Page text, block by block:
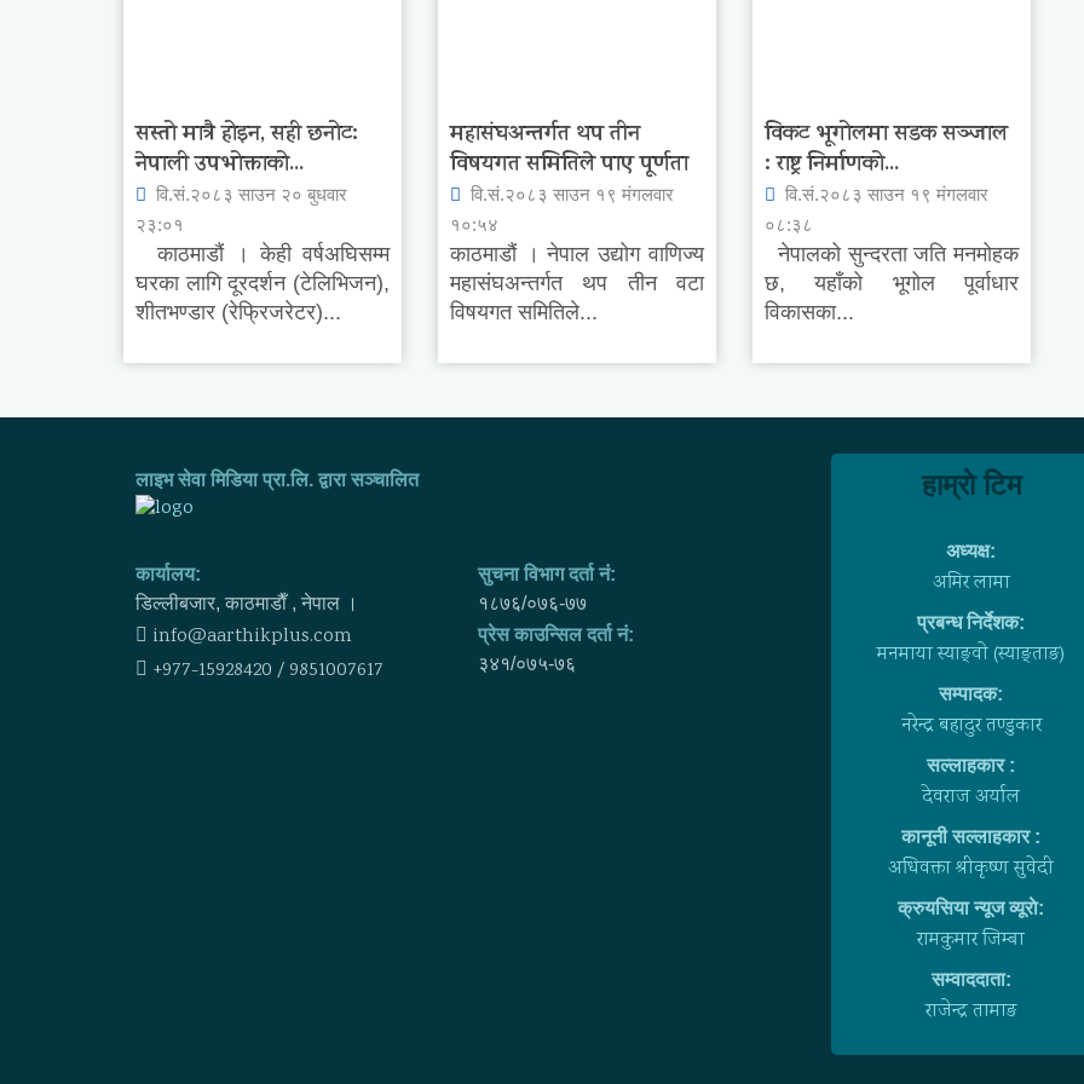
सस्तो मात्रै होइन, सही छनोट:
नेपाली उपभोक्ताको...
वि.सं.२०८३ साउन २० बुधवार
२३:०१
काठमाडौं । केही वर्षअघिसम्म
घरका लागि दूरदर्शन (टेलिभिजन),
शीतभण्डार (रेफ्रिजरेटर)...
महासंघअन्तर्गत थप तीन
विषयगत समितिले पाए पूर्णता
वि.सं.२०८३ साउन १९ मंगलवार
१०:५४
काठमाडौं । नेपाल उद्योग वाणिज्य
महासंघअन्तर्गत थप तीन वटा
विषयगत समितिले...
विकट भूगोलमा सडक सञ्जाल
: राष्ट्र निर्माणको...
वि.सं.२०८३ साउन १९ मंगलवार
०८:३८
नेपालको सुन्दरता जति मनमोहक
छ, यहाँको भूगोल पूर्वाधार
विकासका...
लाइभ सेवा मिडिया प्रा.लि. द्वारा सञ्चालित
कार्यालय:
डिल्लीबजार, काठमाडाैँ , नेपाल ।
info@aarthikplus.com
+977-15928420 / 9851007617
सुचना विभाग दर्ता नं:
१८७६/०७६-७७
प्रेस काउन्सिल दर्ता नं:
३४१/०७५-७६
हाम्राे टिम
अध्यक्ष:
अमिर लामा
प्रबन्ध निर्देशक:
मनमाया स्याङ्वाे (स्याङ्ताङ)
सम्पादक:
नरेन्द्र बहादुर तण्डुकार
सल्लाहकार :
देवराज अर्याल
कानूनी सल्लाहकार :
अधिवक्ता श्रीकृष्ण सुवेदी
क्रुयसिया न्यूज व्यूराे:
रामकुमार जिम्बा
सम्वाददाता:
राजेन्द्र तामाङ